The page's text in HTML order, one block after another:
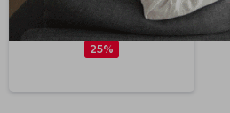
Modelo Quena Hueso
USD 107,9 USD 143,9
25